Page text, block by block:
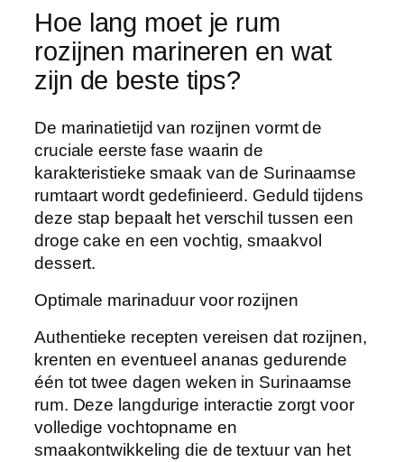
Hoe lang moet je rum
rozijnen marineren en wat
zijn de beste tips?
De marinatietijd van rozijnen vormt de
cruciale eerste fase waarin de
karakteristieke smaak van de Surinaamse
rumtaart wordt gedefinieerd. Geduld tijdens
deze stap bepaalt het verschil tussen een
droge cake en een vochtig, smaakvol
dessert.
Optimale marinaduur voor rozijnen
Authentieke recepten vereisen dat rozijnen,
krenten en eventueel ananas gedurende
één tot twee dagen weken in Surinaamse
rum. Deze langdurige interactie zorgt voor
volledige vochtopname en
smaakontwikkeling die de textuur van het